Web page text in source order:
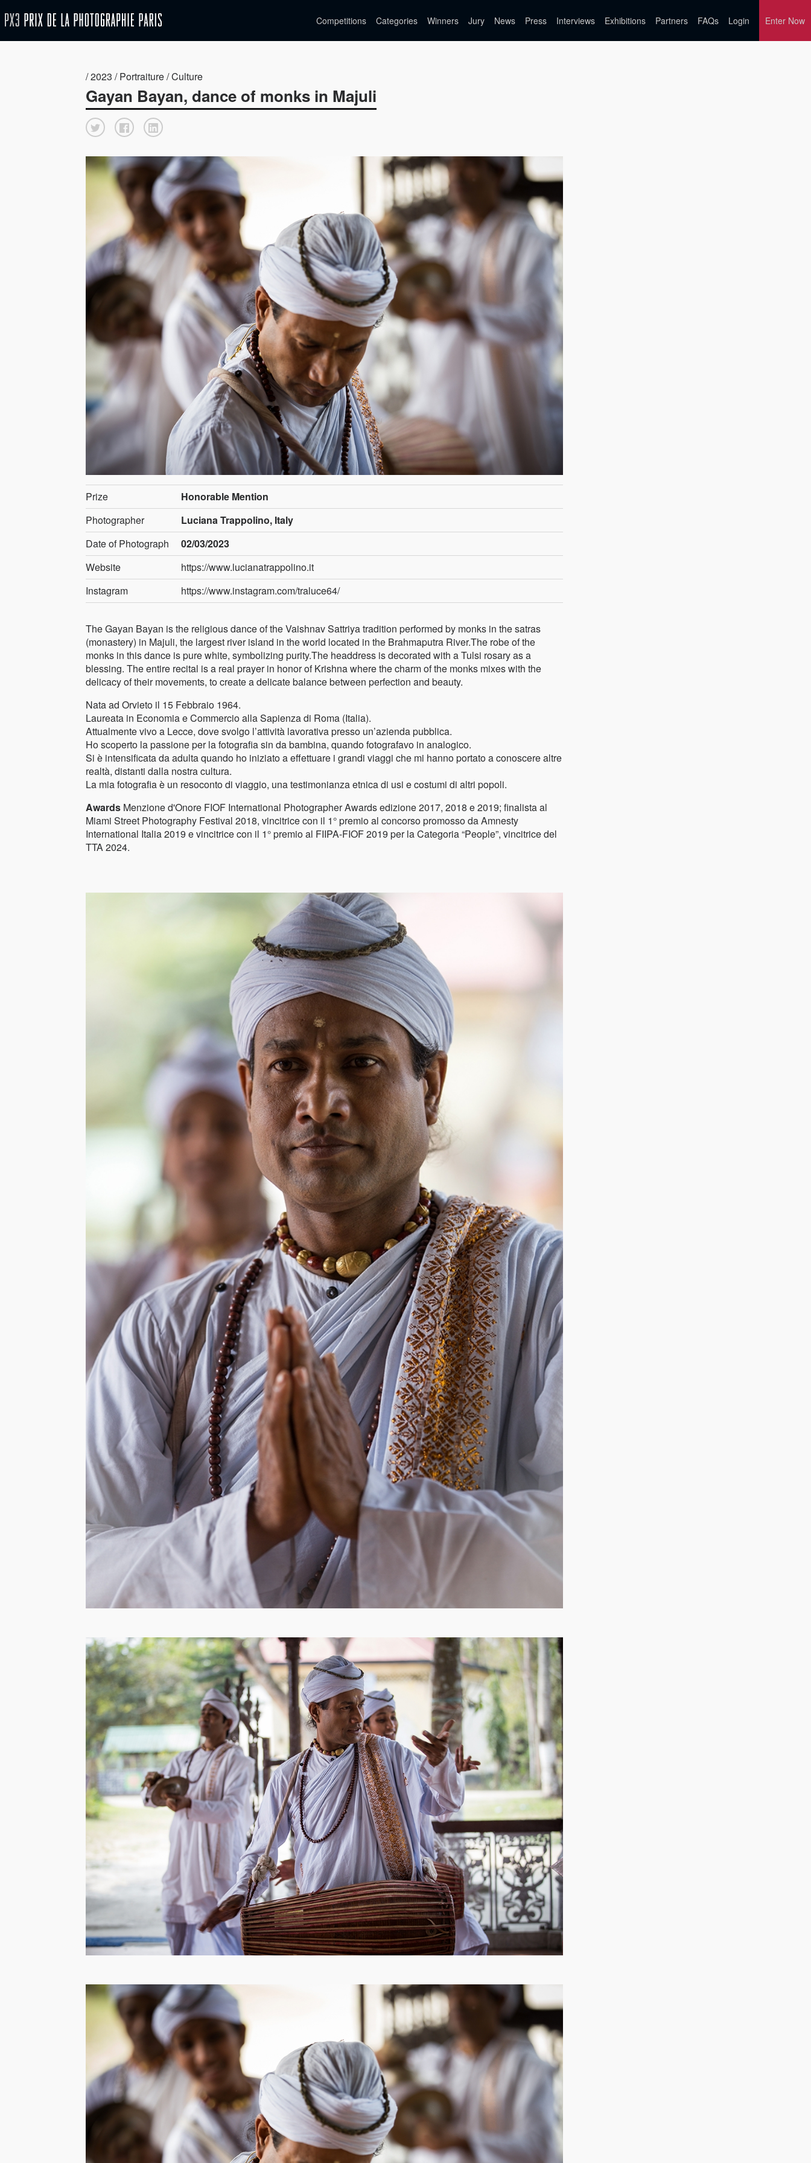
Competitions Categories Winners Jury News Press Interviews Exhibitions Partners FAQs Login Enter Now
/ 2023 / Portraiture / Culture
Gayan Bayan, dance of monks in Majuli
Prize
Honorable Mention
Photographer
Luciana Trappolino, Italy
Date of Photograph
02/03/2023
Website
https://www.lucianatrappolino.it
Instagram
https://www.instagram.com/traluce64/
The Gayan Bayan is the religious dance of the Vaishnav Sattriya tradition performed by monks in the satras
(monastery) in Majuli, the largest river island in the world located in the Brahmaputra River.The robe of the
monks in this dance is pure white, symbolizing purity.The headdress is decorated with a Tulsi rosary as a
blessing. The entire recital is a real prayer in honor of Krishna where the charm of the monks mixes with the
delicacy of their movements, to create a delicate balance between perfection and beauty.
Nata ad Orvieto il 15 Febbraio 1964.
Laureata in Economia e Commercio alla Sapienza di Roma (Italia).
Attualmente vivo a Lecce, dove svolgo l’attività lavorativa presso un’azienda pubblica.
Ho scoperto la passione per la fotografia sin da bambina, quando fotografavo in analogico.
Si è intensificata da adulta quando ho iniziato a effettuare i grandi viaggi che mi hanno portato a conoscere altre
realtà, distanti dalla nostra cultura.
La mia fotografia è un resoconto di viaggio, una testimonianza etnica di usi e costumi di altri popoli.
Awards Menzione d'Onore FIOF International Photographer Awards edizione 2017, 2018 e 2019; finalista al
Miami Street Photography Festival 2018, vincitrice con il 1° premio al concorso promosso da Amnesty
International Italia 2019 e vincitrice con il 1° premio al FIIPA-FIOF 2019 per la Categoria “People”, vincitrice del
TTA 2024.